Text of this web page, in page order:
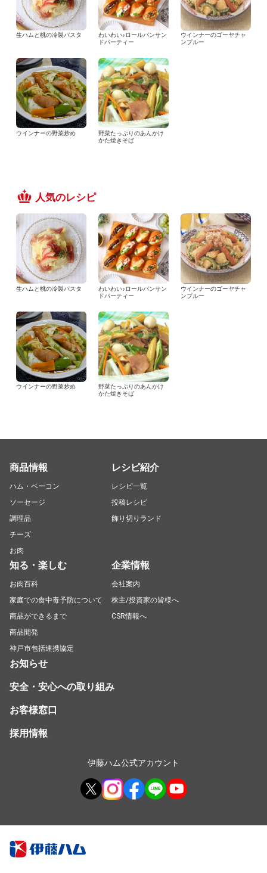
生ハムと桃の冷製パスタ
わいわい♪ロールパンサン
ドパーティー
ウインナーのゴーヤチャ
ンプルー
ウインナーの野菜炒め
野菜たっぷりのあんかけ
かた焼きそば
人気のレシピ
生ハムと桃の冷製パスタ
わいわい♪ロールパンサン
ドパーティー
ウインナーのゴーヤチャ
ンプルー
ウインナーの野菜炒め
野菜たっぷりのあんかけ
かた焼きそば
商品情報
ハム・ベーコン
ソーセージ
調理品
チーズ
お肉
レシピ紹介
レシピ一覧
投稿レシピ
飾り切りランド
知る・楽しむ
お肉百科
家庭での食中毒予防について
商品ができるまで
商品開発
神戸市包括連携協定
企業情報
会社案内
株主/投資家の皆様へ
CSR情報へ
お知らせ
安全・安心への取り組み
お客様窓口
採用情報
伊藤ハム公式アカウント